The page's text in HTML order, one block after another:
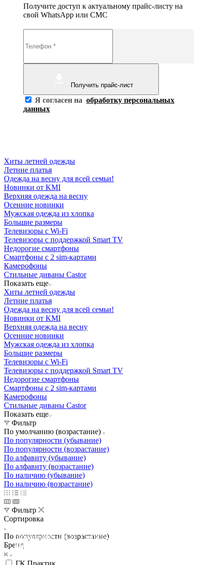
Получите доступ к актуальному прайс-листу на
свой WhatsApp или СМС
Получить прайс-лист
Я согласен на обработку персональных
данных
Хиты летней одежды
Летние платья
Одежда на весну для всей семьи!
Новинки от KMI
Верхняя одежда на весну
Осенние новинки
Мужская одежда из хлопка
Большие размеры
Телевизоры с Wi-Fi
Телевизоры с поддержкой Smart TV
Недорогие смартфоны
Смартфоны с 2 sim-картами
Камерофоны
Стильные диваны Castor
Показать еще
Хиты летней одежды
Летние платья
Одежда на весну для всей семьи!
Новинки от KMI
Верхняя одежда на весну
Осенние новинки
Мужская одежда из хлопка
Большие размеры
Телевизоры с Wi-Fi
Телевизоры с поддержкой Smart TV
Недорогие смартфоны
Смартфоны с 2 sim-картами
Камерофоны
Стильные диваны Castor
Показать еще
Фильтр
По умолчанию (возрастание)
По популярности (убывание)
По популярности (возрастание)
По алфавиту (убывание)
По алфавиту (возрастание)
По наличию (убывание)
По наличию (возрастание)
Фильтр
Сортировка
По популярности (возрастание)
Бренд
ГК Практик
Освещение
Здания префектуры ТиНАО
Освещение
Калужский завод путевых машин и гидроприводов
СТРОИТЕЛЬНЫЙ ГИПЕРМАРКЕТ «ЛЕРУА
МЕРЛЕН»
Освещение
Железнодорожный вокзал Арзамас-1